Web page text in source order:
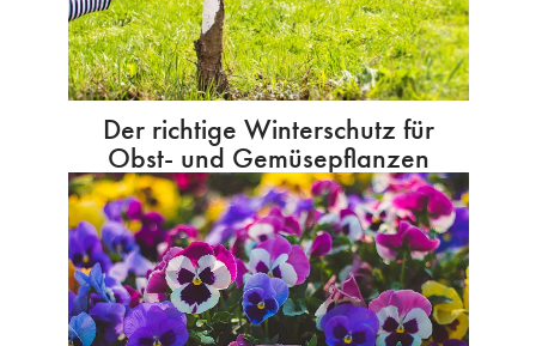
Der richtige Winterschutz für
Obst- und Gemüsepflanzen